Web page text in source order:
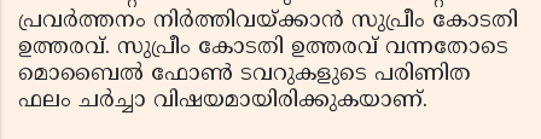
പ്രവര്‍ത്തനം നിര്‍ത്തിവയ്ക്കാന്‍ സുപ്രീം കോടതി
ഉത്തരവ്. സുപ്രീം കോടതി ഉത്തരവ് വന്നതോടെ
മൊബൈല്‍ ഫോണ്‍ ടവറുകളുടെ പരിണിത
ഫലം ചര്‍ച്ചാ വിഷയമായിരിക്കുകയാണ്.